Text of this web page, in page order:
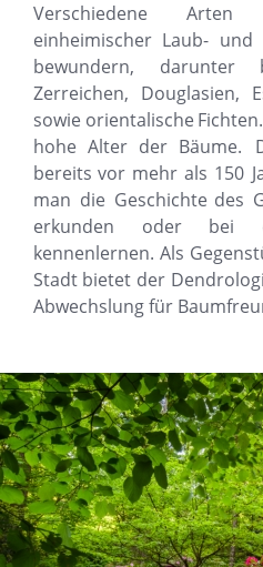
Verschiedene Arten
einheimischer Laub- und
bewundern,
darunter
Zerreichen, Douglasien,
sowie orientalische Fichten.
hohe Alter der Bäume.
bereits vor mehr als 150
man die Geschichte des
erkunden
oder bei
kennenlernen. Als
Stadt bietet der
Abwechslung für